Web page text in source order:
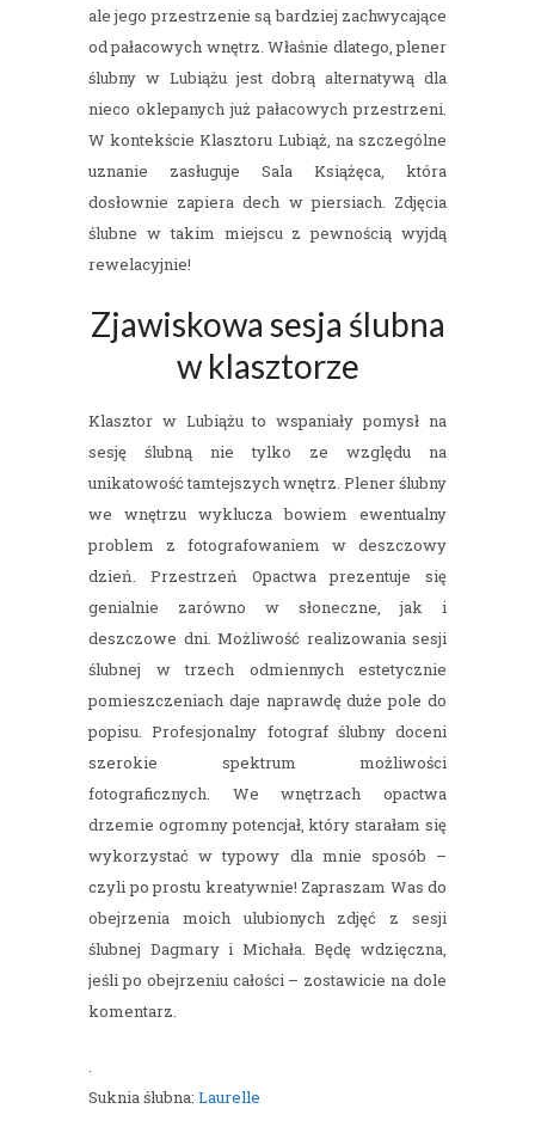
ale jego przestrzenie są bardziej zachwycające
od pałacowych wnętrz. Właśnie dlatego, plener
ślubny w Lubiążu jest dobrą alternatywą dla
nieco oklepanych już pałacowych przestrzeni.
W kontekście Klasztoru Lubiąż, na szczególne
uznanie zasługuje Sala Książęca, która
dosłownie zapiera dech w piersiach. Zdjęcia
ślubne w takim miejscu z pewnością wyjdą
rewelacyjnie!
Zjawiskowa sesja ślubna
w klasztorze
Klasztor w Lubiążu to wspaniały pomysł na
sesję ślubną nie tylko ze względu na
unikatowość tamtejszych wnętrz. Plener ślubny
we wnętrzu wyklucza bowiem ewentualny
problem z fotografowaniem w deszczowy
dzień. Przestrzeń Opactwa prezentuje się
genialnie zarówno w słoneczne, jak i
deszczowe dni. Możliwość realizowania sesji
ślubnej w trzech odmiennych estetycznie
pomieszczeniach daje naprawdę duże pole do
popisu. Profesjonalny fotograf ślubny doceni
szerokie spektrum możliwości
fotograficznych. We wnętrzach opactwa
drzemie ogromny potencjał, który starałam się
wykorzystać w typowy dla mnie sposób –
czyli po prostu kreatywnie! Zapraszam Was do
obejrzenia moich ulubionych zdjęć z sesji
ślubnej Dagmary i Michała. Będę wdzięczna,
jeśli po obejrzeniu całości – zostawicie na dole
komentarz.
.
Suknia ślubna: Laurelle